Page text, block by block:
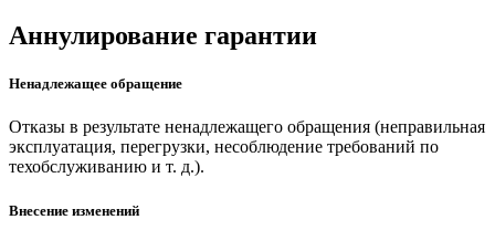
Аннулирование гарантии
Ненадлежащее обращение
Отказы в результате ненадлежащего обращения (неправильная
эксплуатация, перегрузки, несоблюдение требований по
техобслуживанию и т. д.).
Внесение изменений